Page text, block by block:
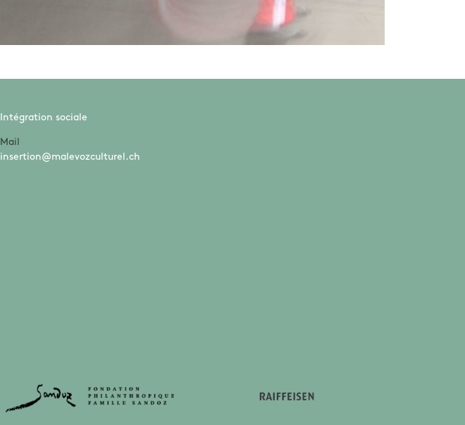
Intégration sociale
Mail
insertion@malevozculturel.ch